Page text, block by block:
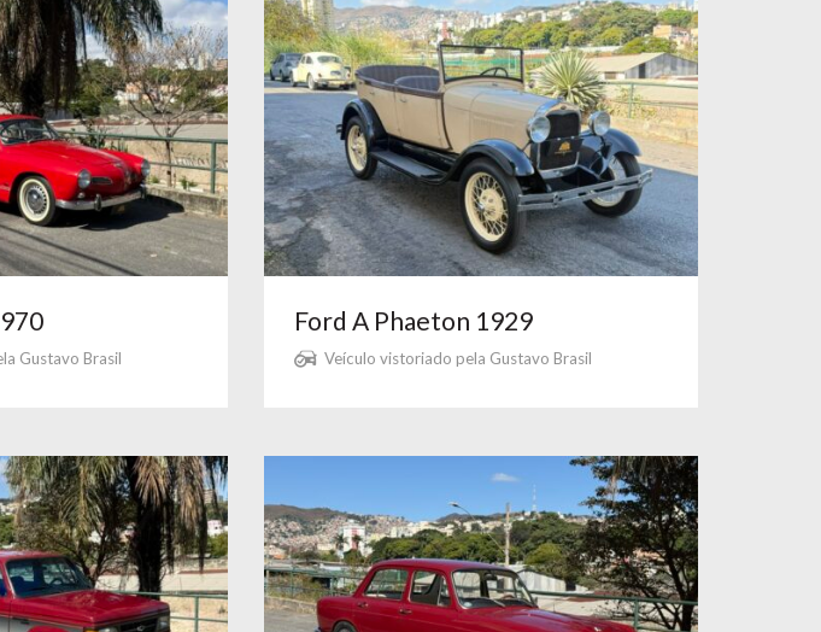
Gustavo Brasil
Ford A Phaeton 1929
Veículo vistoriado pela Gustavo Brasil